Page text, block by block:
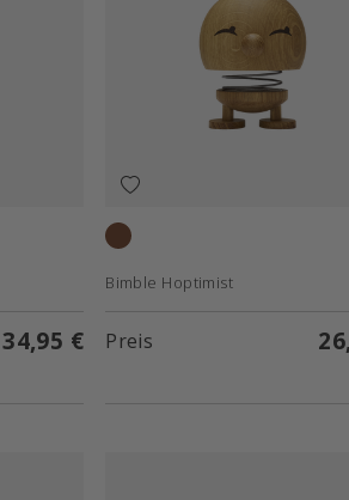
34,95 €
Bimble Hoptimist
Preis